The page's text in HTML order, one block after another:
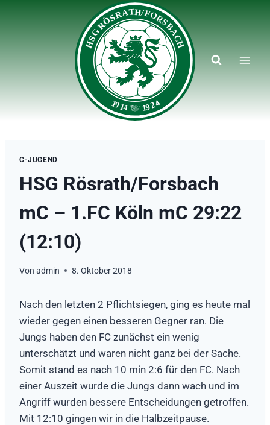
C-JUGEND
HSG Rösrath/Forsbach
mC – 1.FC Köln mC 29:22
(12:10)
Von admin 8. Oktober 2018
Nach den letzten 2 Pflichtsiegen, ging es heute mal
wieder gegen einen besseren Gegner ran. Die
Jungs haben den FC zunächst ein wenig
unterschätzt und waren nicht ganz bei der Sache.
Somit stand es nach 10 min 2:6 für den FC. Nach
einer Auszeit wurde die Jungs dann wach und im
Angriff wurden bessere Entscheidungen getroffen.
Mit 12:10 gingen wir in die Halbzeitpause.